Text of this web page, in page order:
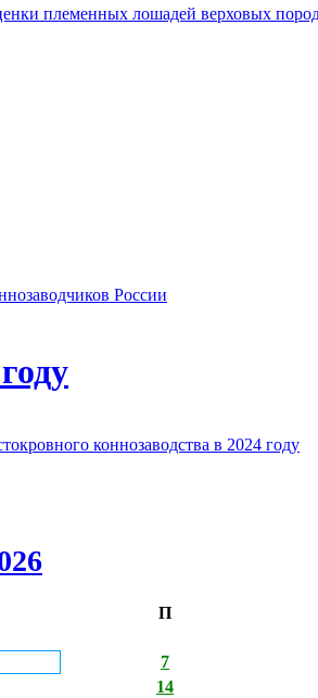
племенных лошадей верховых
России
коннозаводства в 2024 году
П
7
14